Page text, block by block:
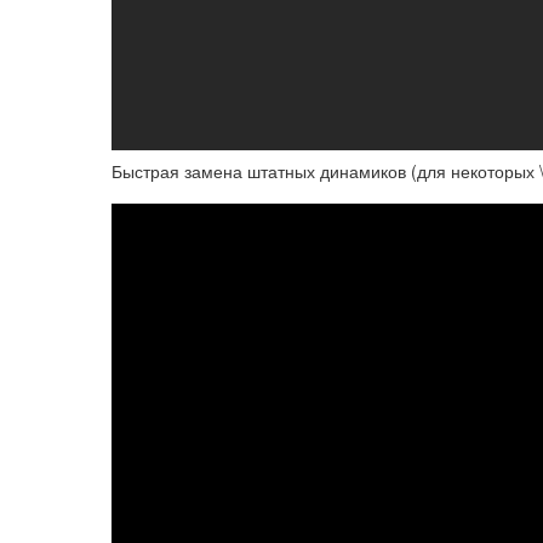
Быстрая замена штатных динамиков (для некоторых \